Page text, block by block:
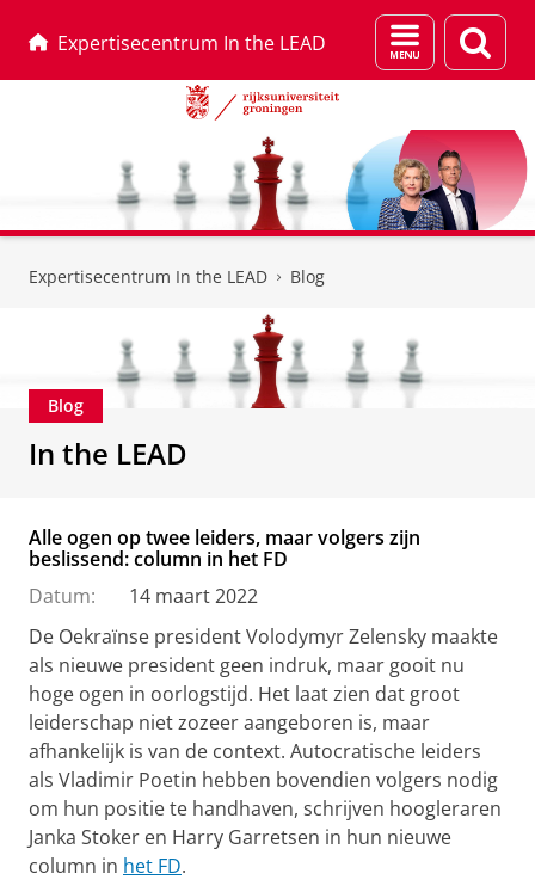
Expertisecentrum In the LEAD
Menu
en
Expertisecentrum In the LEAD Blog
Blog
In the LEAD
Alle ogen op twee leiders, maar volgers zijn
beslissend: column in het FD
Datum:
14 maart 2022
De Oekraïnse president Volodymyr Zelensky maakte
als nieuwe president geen indruk, maar gooit nu
hoge ogen in oorlogstijd. Het laat zien dat groot
leiderschap niet zozeer aangeboren is, maar
afhankelijk is van de context. Autocratische leiders
als Vladimir Poetin hebben bovendien volgers nodig
om hun positie te handhaven, schrijven hoogleraren
Janka Stoker en Harry Garretsen in hun nieuwe
column in het FD.